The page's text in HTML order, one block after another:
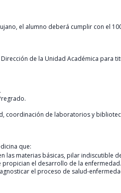
el alumno deberá cumplir con el
de la Unidad Académica para
coordinación de laboratorios y
que:
las materias básicas, pilar indiscutible
propician el desarrollo de la
el proceso de salud-